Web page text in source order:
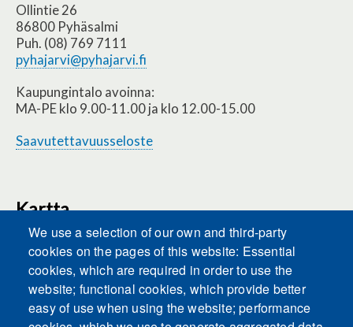
Ollintie 26
86800 Pyhäsalmi
Puh. (08) 769 7111
pyhajarvi@pyhajarvi.fi
Kaupungintalo avoinna:
MA-PE klo 9.00-11.00 ja klo 12.00-15.00
Saavutettavuusseloste
Kartta
This content is blocked because Embeds
cookies have not been accepted.
We use a selection of our own and third-party
cookies on the pages of this website: Essential
cookies, which are required in order to use the
website; functional cookies, which provide better
easy of use when using the website; performance